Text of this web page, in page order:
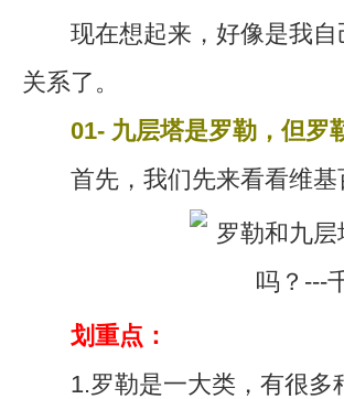
现在想起来，好像是我自
关系了。
01- 九层塔是罗勒，但罗
首先，我们先来看看维基
划重点：
1.罗勒是一大类，有很多